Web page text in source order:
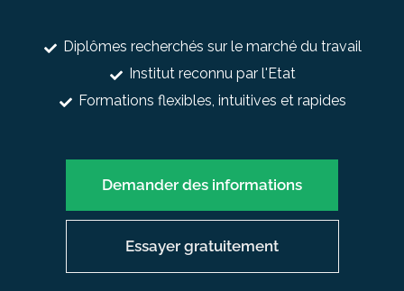
Diplômes recherchés sur le marché du travail
Institut reconnu par l'Etat
Formations flexibles, intuitives et rapides
Demander des informations
Essayer gratuitement